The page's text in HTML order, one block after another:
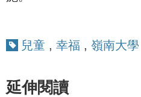
兒童 , 幸福 , 嶺南大學
延伸閱讀